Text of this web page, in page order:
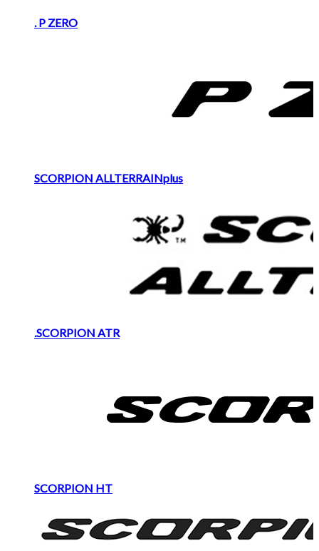
. P ZERO
SCORPION ALLTERRAINplus
.SCORPION ATR
SCORPION HT